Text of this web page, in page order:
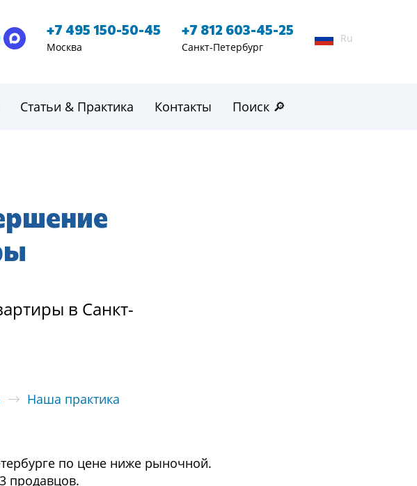
+7 495 150-50-45
Москва
+7 812 603-45-25
Санкт-Петербург
Ru
Статьи & Практика Контакты Поиск 🔎
в Санкт-
Наша практика
по цене ниже рыночной.
продавцов.